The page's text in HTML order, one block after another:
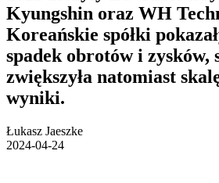
Kyungshin oraz WH
Koreańskie spółki
spadek obrotów i zysków,
zwiększyła natomiast
wyniki.
Łukasz Jaeszke
2024-04-24